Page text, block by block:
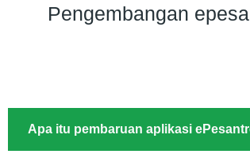
Pengembangan
Apa itu pembaruan aplikasi